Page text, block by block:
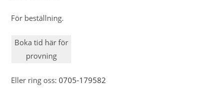
För beställning.
Boka tid här för
provning
Eller ring oss:0705-179582